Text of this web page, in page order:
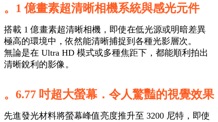
。1 億畫素超清晰相機系統與感光元件
搭載 1 億畫素超清晰相機，即使在低光源或明暗差異
極高的環境中，依然能清晰捕捉到各種光影層次。
無論是在 Ultra HD 模式或多種焦距下，都能順利拍出
清晰銳利的影像。
。6.77 吋超大螢幕． 令人驚豔的視覺效果
先進發光材料將螢幕峰值亮度推升至 3200 尼特，即使